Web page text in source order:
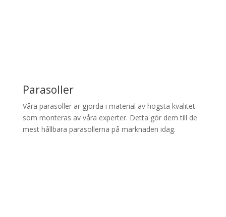
Parasoller
Våra parasoller är gjorda i material av högsta kvalitet
som monteras av våra experter. Detta gör dem till de
mest hållbara parasollerna på marknaden idag.